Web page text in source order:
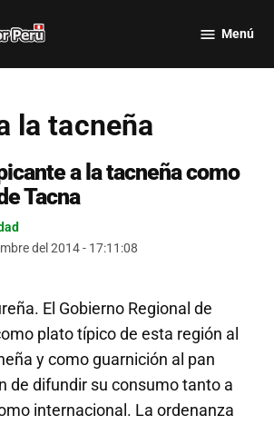
por Perú
Menú
la tacneña
a la tacneña como
Tacna
del 2014 - 17:11:08
El Gobierno Regional de
plato típico de esta región al
y como guarnición al pan
de difundir su consumo tanto a
internacional. La ordenanza